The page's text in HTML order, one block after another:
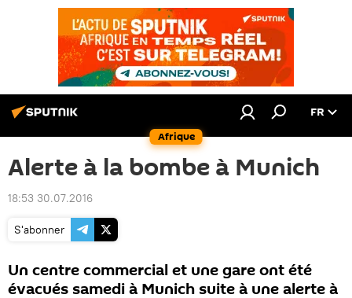
Afrique
FR
Alerte à la bombe à Munich
18:53 30.07.2016
S'abonner
Un centre commercial et une gare ont été
évacués samedi à Munich suite à une alerte à